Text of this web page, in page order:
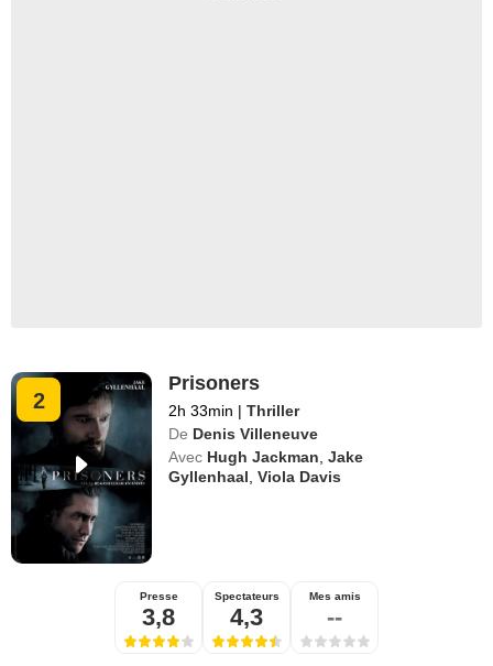
2
Prisoners
2h 33min | Thriller
De Denis Villeneuve
Avec Hugh Jackman ,Jake
Gyllenhaal ,Viola Davis
Presse
3,8
Spectateurs
4,3
Mes amis
--